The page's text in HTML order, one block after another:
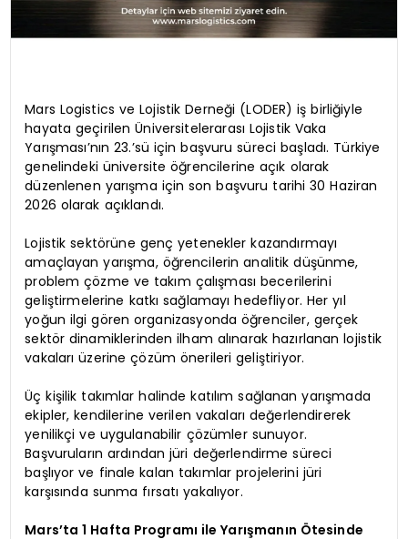
Mars Logistics ve Lojistik Derneği (LODER) iş birliğiyle
hayata geçirilen Üniversitelerarası Lojistik Vaka
Yarışması’nın 23.’sü için başvuru süreci başladı. Türkiye
genelindeki üniversite öğrencilerine açık olarak
düzenlenen yarışma için son başvuru tarihi 30 Haziran
2026 olarak açıklandı.
Lojistik sektörüne genç yetenekler kazandırmayı
amaçlayan yarışma, öğrencilerin analitik düşünme,
problem çözme ve takım çalışması becerilerini
geliştirmelerine katkı sağlamayı hedefliyor. Her yıl
yoğun ilgi gören organizasyonda öğrenciler, gerçek
sektör dinamiklerinden ilham alınarak hazırlanan lojistik
vakaları üzerine çözüm önerileri geliştiriyor.
Üç kişilik takımlar halinde katılım sağlanan yarışmada
ekipler, kendilerine verilen vakaları değerlendirerek
yenilikçi ve uygulanabilir çözümler sunuyor.
Başvuruların ardından jüri değerlendirme süreci
başlıyor ve finale kalan takımlar projelerini jüri
karşısında sunma fırsatı yakalıyor.
Mars’ta 1 Hafta Programı ile Yarışmanın Ötesinde